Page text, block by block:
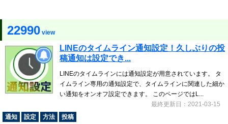
22990 view
LINEのタイムライン通知設定！久しぶりの投
稿通知は設定でき...
LINEのタイムラインには通知設定が用意されています。 タ
イムライン専用の通知設定で、タイムラインに関連した細か
い通知をオンオフ設定できます。 このページではL...
最終更新日：2021-03-15
通知
設定 方法 投稿